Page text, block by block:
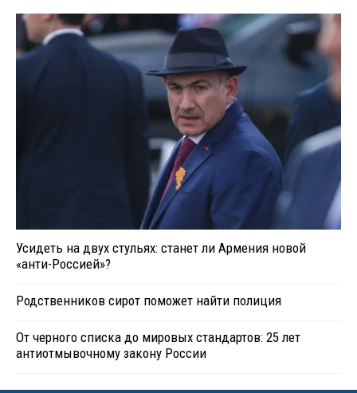
Усидеть на двух стульях: станет ли Армения новой
«анти-Россией»?
Родственников сирот поможет найти полиция
От черного списка до мировых стандартов: 25 лет
антиотмывочному закону России